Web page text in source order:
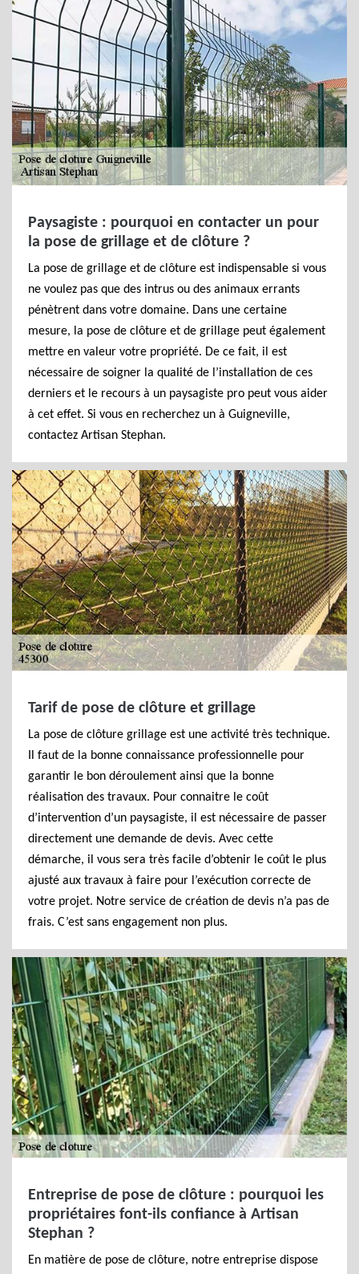
Paysagiste : pourquoi en contacter un pour
la pose de grillage et de clôture ?
La pose de grillage et de clôture est indispensable si vous
ne voulez pas que des intrus ou des animaux errants
pénètrent dans votre domaine. Dans une certaine
mesure, la pose de clôture et de grillage peut également
mettre en valeur votre propriété. De ce fait, il est
nécessaire de soigner la qualité de l’installation de ces
derniers et le recours à un paysagiste pro peut vous aider
à cet effet. Si vous en recherchez un à Guigneville,
contactez Artisan Stephan.
Tarif de pose de clôture et grillage
La pose de clôture grillage est une activité très technique.
Il faut de la bonne connaissance professionnelle pour
garantir le bon déroulement ainsi que la bonne
réalisation des travaux. Pour connaitre le coût
d’intervention d’un paysagiste, il est nécessaire de passer
directement une demande de devis. Avec cette
démarche, il vous sera très facile d’obtenir le coût le plus
ajusté aux travaux à faire pour l’exécution correcte de
votre projet. Notre service de création de devis n’a pas de
frais. C’est sans engagement non plus.
Entreprise de pose de clôture : pourquoi les
propriétaires font-ils confiance à Artisan
Stephan ?
En matière de pose de clôture, notre entreprise dispose